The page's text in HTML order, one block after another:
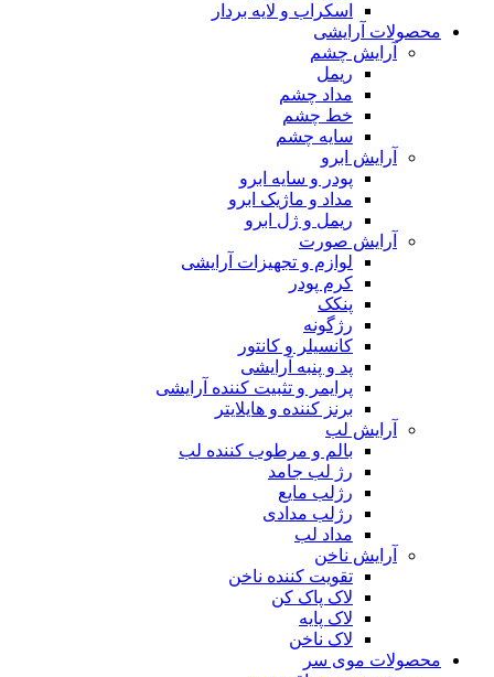
اسکراب و لایه بردار
محصولات آرایشی
آرایش چشم
ریمل
مداد چشم
خط چشم
سایه چشم
آرایش ابرو
پودر و سایه ابرو
مداد و ماژیک ابرو
ریمل و ژل ابرو
آرایش صورت
لوازم و تجهیزات آرایشی
کرم پودر
پنکک
رژگونه
کانسیلر و کانتور
پد و پنبه آرایشی
پرایمر و تثبیت کننده آرایشی
برنز کننده و هایلایتر
آرایش لب
بالم و مرطوب کننده لب
رژ لب جامد
رژلب مایع
رژلب مدادی
مداد لب
آرایش ناخن
تقویت کننده ناخن
لاک پاک کن
لاک پایه
لاک ناخن
محصولات موی سر